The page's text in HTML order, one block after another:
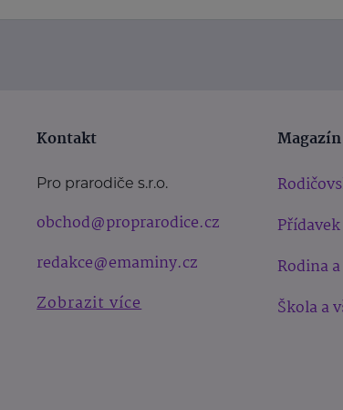
Kontakt
Pro prarodiče s.r.o.
obchod@proprarodice.cz
redakce@emaminy.cz
Zobrazit více
Magazín
Rodina
Škola a